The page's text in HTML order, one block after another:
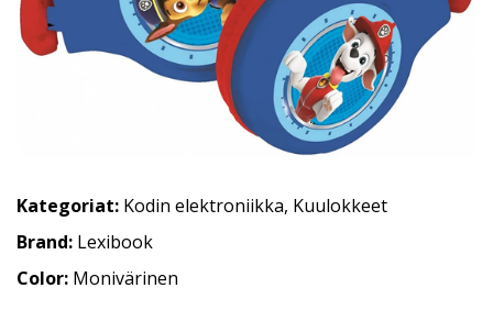
Kategoriat: Kodin elektroniikka, Kuulokkeet
Brand: Lexibook
Color: Monivärinen